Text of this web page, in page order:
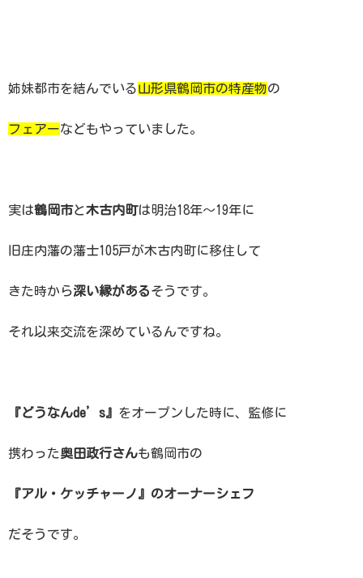
姉妹都市を結んでいる山形県鶴岡市の特産物の
フェアーなどもやっていました。
実は鶴岡市と木古内町は明治18年〜19年に
旧庄内藩の藩士105戸が木古内町に移住して
きた時から深い縁があるそうです。
それ以来交流を深めているんですね。
『どうなんde’s』 をオープンした時に、監修に
携わった奥田政行さんも鶴岡市の
『アル・ケッチャーノ』のオーナーシェフ
だそうです。